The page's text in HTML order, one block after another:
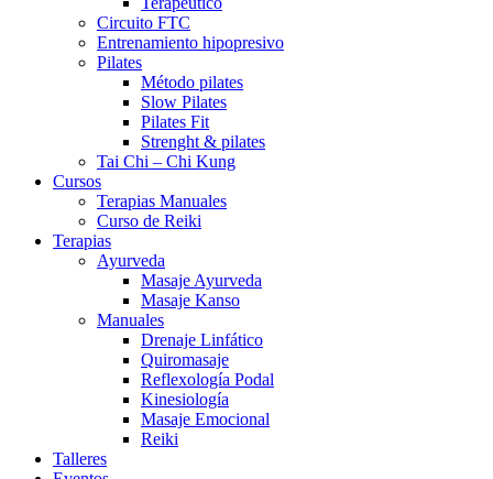
Circuito FTC
Entrenamiento hipopresivo
Pilates
Método pilates
Slow Pilates
Pilates Fit
Strenght & pilates
Tai Chi – Chi Kung
Cursos
Terapias Manuales
Curso de Reiki
Terapias
Ayurveda
Masaje Ayurveda
Masaje Kanso
Manuales
Drenaje Linfático
Quiromasaje
Reflexología Podal
Kinesiología
Masaje Emocional
Reiki
Talleres